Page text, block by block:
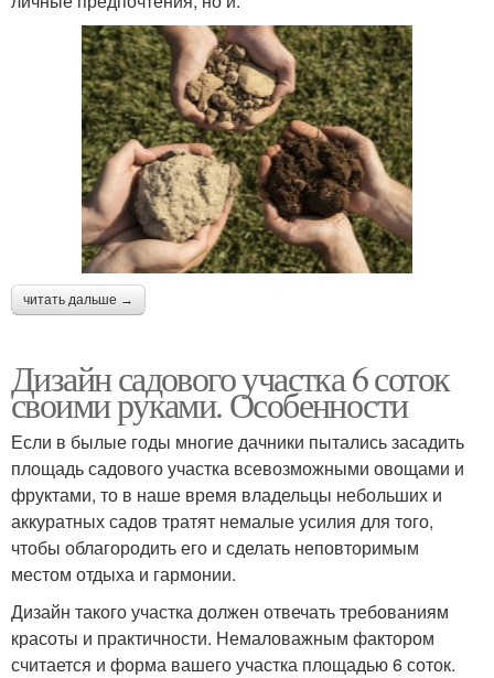
читать дальше →
Дизайн садового участка 6 соток
своими руками. Особенности
Если в былые годы многие дачники пытались засадить
площадь садового участка всевозможными овощами и
фруктами, то в наше время владельцы небольших и
аккуратных садов тратят немалые усилия для того,
чтобы облагородить его и сделать неповторимым
местом отдыха и гармонии.
Дизайн такого участка должен отвечать требованиям
красоты и практичности. Немаловажным фактором
считается и форма вашего участка площадью 6 соток.